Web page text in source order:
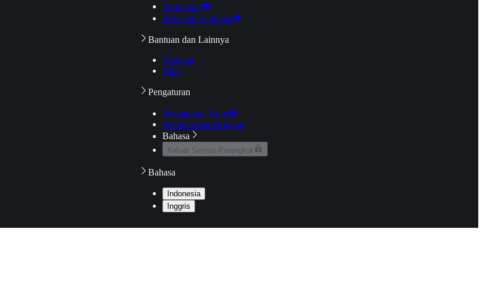
Mengikuti
Riwayat Tontonan
Bantuan dan Lainnya
Bantuan
Blog
Pengaturan
Pengaturan Akun
Pemeriksaan Jaringan
Bahasa
Keluar Semua Perangkat
Bahasa
Indonesia
Inggris